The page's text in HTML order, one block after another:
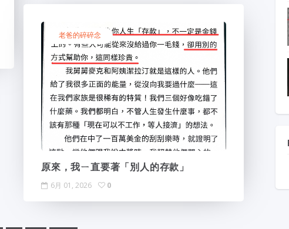
老爸的碎碎念
原來，我ㄧ直要著「別人的存款」
6月 01, 2026 0